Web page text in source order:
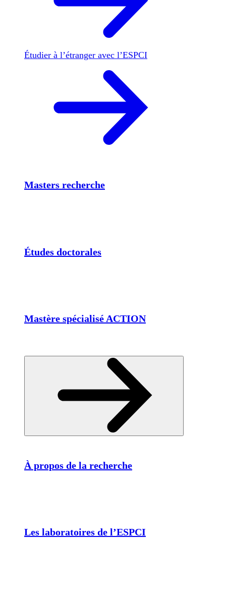
Étudier à l’étranger avec l’ESPCI
Masters recherche
Études doctorales
Mastère spécialisé ACTION
À propos de la recherche
Les laboratoires de l’ESPCI